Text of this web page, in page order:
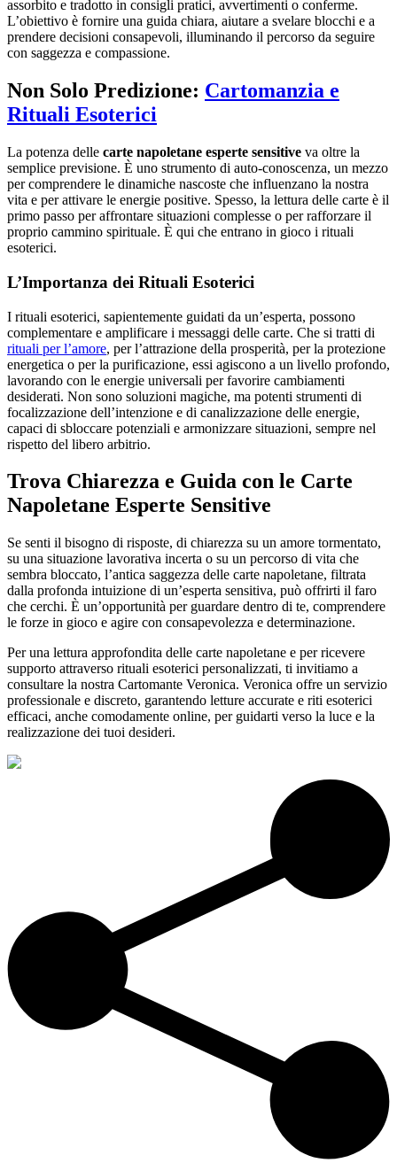
assorbito e tradotto in consigli pratici, avvertimenti o conferme.
L’obiettivo è fornire una guida chiara, aiutare a svelare blocchi e a
prendere decisioni consapevoli, illuminando il percorso da seguire
con saggezza e compassione.
Non Solo Predizione: Cartomanzia e
Rituali Esoterici
La potenza delle carte napoletane esperte sensitive va oltre la
semplice previsione. È uno strumento di auto-conoscenza, un mezzo
per comprendere le dinamiche nascoste che influenzano la nostra
vita e per attivare le energie positive. Spesso, la lettura delle carte è il
primo passo per affrontare situazioni complesse o per rafforzare il
proprio cammino spirituale. È qui che entrano in gioco i rituali
esoterici.
L’Importanza dei Rituali Esoterici
I rituali esoterici, sapientemente guidati da un’esperta, possono
complementare e amplificare i messaggi delle carte. Che si tratti di
rituali per l’amore, per l’attrazione della prosperità, per la protezione
energetica o per la purificazione, essi agiscono a un livello profondo,
lavorando con le energie universali per favorire cambiamenti
desiderati. Non sono soluzioni magiche, ma potenti strumenti di
focalizzazione dell’intenzione e di canalizzazione delle energie,
capaci di sbloccare potenziali e armonizzare situazioni, sempre nel
rispetto del libero arbitrio.
Trova Chiarezza e Guida con le Carte
Napoletane Esperte Sensitive
Se senti il bisogno di risposte, di chiarezza su un amore tormentato,
su una situazione lavorativa incerta o su un percorso di vita che
sembra bloccato, l’antica saggezza delle carte napoletane, filtrata
dalla profonda intuizione di un’esperta sensitiva, può offrirti il faro
che cerchi. È un’opportunità per guardare dentro di te, comprendere
le forze in gioco e agire con consapevolezza e determinazione.
Per una lettura approfondita delle carte napoletane e per ricevere
supporto attraverso rituali esoterici personalizzati, ti invitiamo a
consultare la nostra Cartomante Veronica. Veronica offre un servizio
professionale e discreto, garantendo letture accurate e riti esoterici
efficaci, anche comodamente online, per guidarti verso la luce e la
realizzazione dei tuoi desideri.